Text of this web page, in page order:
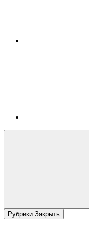
Рубрики Закрыть